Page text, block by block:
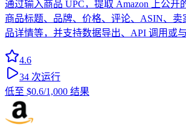
通过输入商品 UPC，提取 Amazon 上公开
商品标题、品牌、价格、评论、ASIN、卖
品详情等，并支持数据导出、API 调用或
4.6
34 次运行
低至 $0.6/1,000 结果